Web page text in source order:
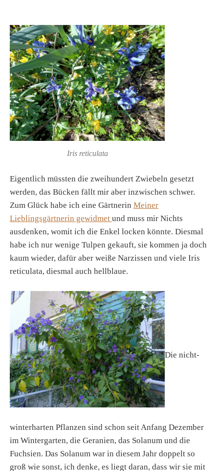
Iris reticulata
Eigentlich müssten die zweihundert Zwiebeln gesetzt
werden, das Bücken fällt mir aber inzwischen schwer.
Zum Glück habe ich eine Gärtnerin Meiner
Lieblingsgärtnerin gewidmet und muss mir Nichts
ausdenken, womit ich die Enkel locken könnte. Diesmal
habe ich nur wenige Tulpen gekauft, sie kommen ja doch
kaum wieder, dafür aber weiße Narzissen und viele Iris
reticulata, diesmal auch hellblaue.
Die nicht-
winterharten Pflanzen sind schon seit Anfang Dezember
im Wintergarten, die Geranien, das Solanum und die
Fuchsien. Das Solanum war in diesem Jahr doppelt so
groß wie sonst, ich denke, es liegt daran, dass wir sie mit